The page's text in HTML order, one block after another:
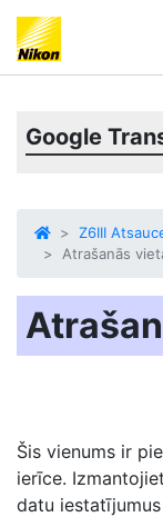
Google
Z6III
Atrašanās
Šis vienums ir
ierīce.
datu